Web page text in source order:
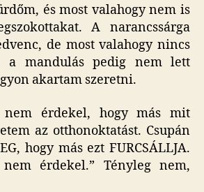
és most valahogy nem is
A narancssárga
de most valahogy nincs
a mandulás pedig nem lett
akartam szeretni.
nem érdekel, hogy más mit
az otthonoktatást. Csupán
hogy más ezt FURCSÁLLJA.
érdekel.” Tényleg nem,